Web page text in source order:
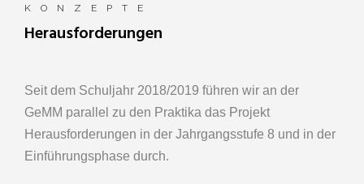
KONZEPTE
Herausforderungen
Seit dem Schuljahr 2018/2019 führen wir an der
GeMM parallel zu den Praktika das Projekt
Herausforderungen in der Jahrgangsstufe 8 und in der
Einführungsphase durch.